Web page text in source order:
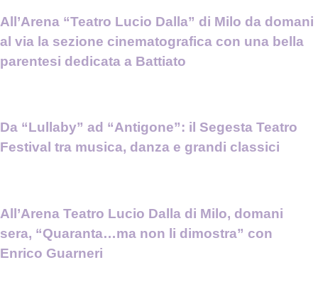
All’Arena “Teatro Lucio Dalla” di Milo da domani
al via la sezione cinematografica con una bella
parentesi dedicata a Battiato
Da “Lullaby” ad “Antigone”: il Segesta Teatro
Festival tra musica, danza e grandi classici
All’Arena Teatro Lucio Dalla di Milo, domani
sera, “Quaranta…ma non li dimostra” con
Enrico Guarneri